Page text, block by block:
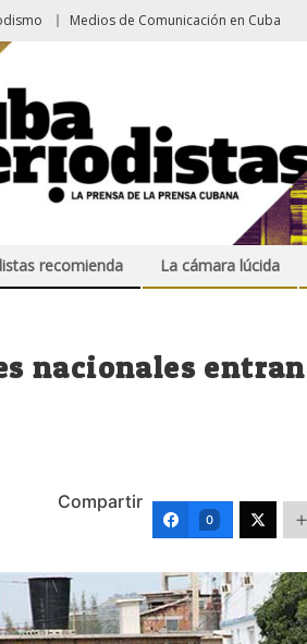
Medios de Comunicación en Cuba
recomienda La cámara lúcida
nacionales
Compartir
0